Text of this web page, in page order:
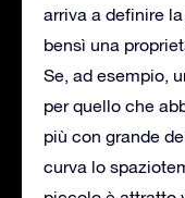
arriva a definire
bensì una
Se, ad esempio,
per quello che
più con grande
curva lo